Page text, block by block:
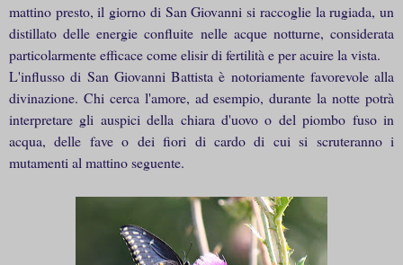
mattino presto, il giorno di San Giovanni si raccoglie la rugiada, un
distillato delle energie confluite nelle acque notturne, considerata
particolarmente efficace come elisir di fertilità e per acuire la vista.
L'influsso di San Giovanni Battista è notoriamente favorevole alla
divinazione. Chi cerca l'amore, ad esempio, durante la notte potrà
interpretare gli auspici della chiara d'uovo o del piombo fuso in
acqua, delle fave o dei fiori di cardo di cui si scruteranno i
mutamenti al mattino seguente.